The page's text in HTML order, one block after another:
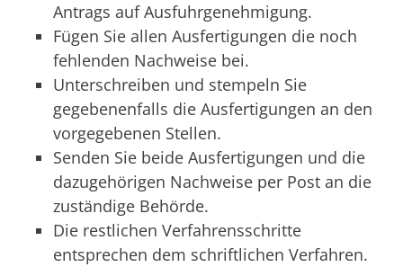
Antrags auf Ausfuhrgenehmigung.
Fügen Sie allen Ausfertigungen die noch
fehlenden Nachweise bei.
Unterschreiben und stempeln Sie
gegebenenfalls die Ausfertigungen an den
vorgegebenen Stellen.
Senden Sie beide Ausfertigungen und die
dazugehörigen Nachweise per Post an die
zuständige Behörde.
Die restlichen Verfahrensschritte
entsprechen dem schriftlichen Verfahren.